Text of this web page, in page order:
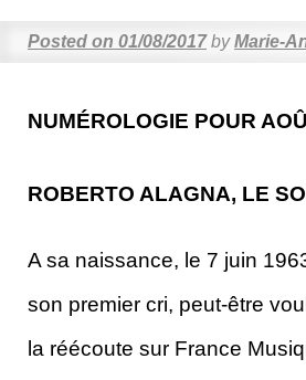
Posted on 01/08/2017 by Marie-
NUMÉROLOGIE POUR
ROBERTO ALAGNA, LE
A sa naissance, le 7 juin
son premier cri, peut-être
la réécoute sur France